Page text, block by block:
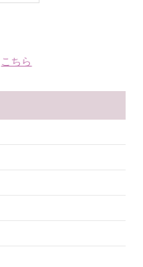
こちら